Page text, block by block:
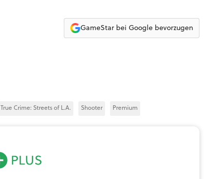
GameStar bei Google bevorzugen
True Crime: Streets of L.A. Shooter Premium